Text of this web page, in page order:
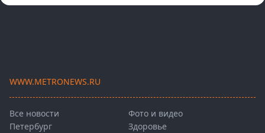
WWW.METRONEWS.RU
Все новости
Петербург
Фото и видео
Здоровье